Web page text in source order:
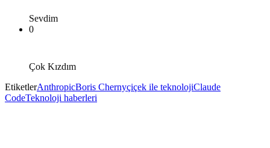
Sevdim
0
Çok Kızdım
EtiketlerAnthropicBoris Chernyçiçek ile teknolojiClaude
CodeTeknoloji haberleri